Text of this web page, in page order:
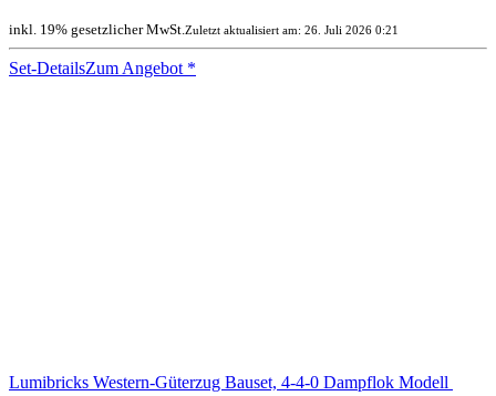
inkl. 19% gesetzlicher MwSt. Zuletzt aktualisiert am: 26. Juli 2026 0:21
Set-DetailsZum Angebot *
Lumibricks Western-Güterzug Bauset, 4-4-0 Dampflok Modell